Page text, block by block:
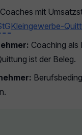
Coaches mit
Kleingewerbe-
Coaching als
ist der Beleg.